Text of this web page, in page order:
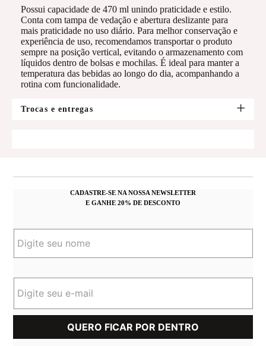
Possui capacidade de 470 ml unindo praticidade e estilo.
Conta com tampa de vedação e abertura deslizante para
mais praticidade no uso diário. Para melhor conservação e
experiência de uso, recomendamos transportar o produto
sempre na posição vertical, evitando o armazenamento com
líquidos dentro de bolsas e mochilas. É ideal para manter a
temperatura das bebidas ao longo do dia, acompanhando a
rotina com funcionalidade.
Trocas e entregas
CADASTRE-SE NA NOSSA NEWSLETTER
E GANHE 20% DE DESCONTO